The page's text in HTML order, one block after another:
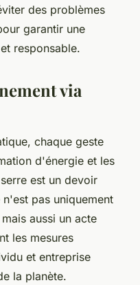
des problèmes
garantir une
responsable.
via
chaque geste
d'énergie et les
est un devoir
pas uniquement
aussi un acte
les mesures
et entreprise
la planète.